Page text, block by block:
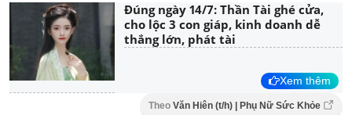
Đúng ngày 14/7: Thần Tài ghé cửa,
cho lộc 3 con giáp, kinh doanh dễ
thắng lớn, phát tài
Xem thêm
Theo Văn Hiên (t/h) | Phụ Nữ Sức Khỏe